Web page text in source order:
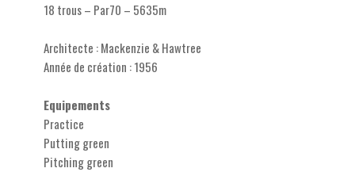
18 trous – Par70 – 5635m
Architecte : Mackenzie & Hawtree
Année de création : 1956
Equipements
Practice
Putting green
Pitching green